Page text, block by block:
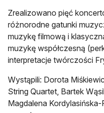
Zrealizowano pięć
różnorodne gatunki
muzykę filmową i
muzykę współczesną
interpretacje twórczości
Wystąpili: Dorota
String Quartet, Bartek
Magdalena